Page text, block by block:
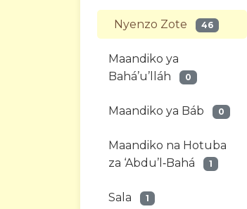
Nyenzo Zote 46
Maandiko ya
Bahá’u’lláh
0
Maandiko ya Báb 0
Maandiko na Hotuba
za ‘Abdu’l‑Bahá
1
Sala 1